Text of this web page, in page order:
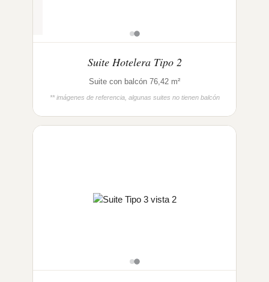
Suite Hotelera Tipo 2
Suite con balcón 76,42 m²
** imágenes de referencia, algunas suites no tienen balcón